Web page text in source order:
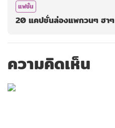
แฟชั่น
20 แคปชั่นล่องแพกวนๆ ฮาๆ
ความคิดเห็น